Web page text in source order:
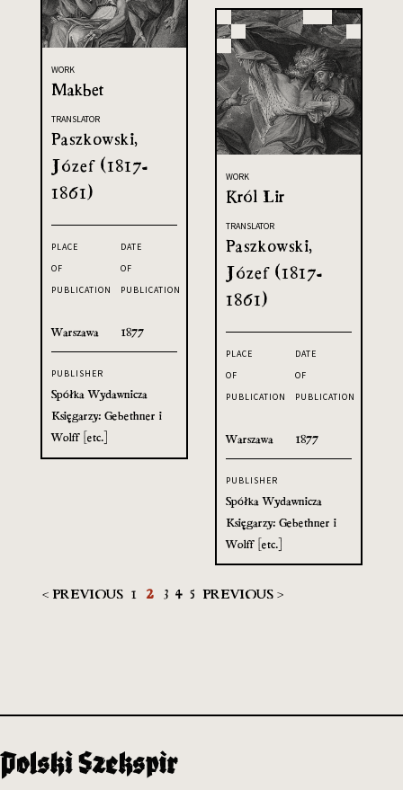
WORK
Makbet
TRANSLATOR
Paszkowski,
Józef (1817-
1861)
PLACE
OF
PUBLICATION
Warszawa
DATE
OF
PUBLICATION
1877
PUBLISHER
Spółka Wydawnicza
Księgarzy: Gebethner i
Wolff [etc.]
WORK
Król Lir
TRANSLATOR
Paszkowski,
Józef (1817-
1861)
PLACE
OF
PUBLICATION
Warszawa
DATE
OF
PUBLICATION
1877
PUBLISHER
Spółka Wydawnicza
Księgarzy: Gebethner i
Wolff [etc.]
< PREVIOUS 1 2 3 4 5 PREVIOUS >